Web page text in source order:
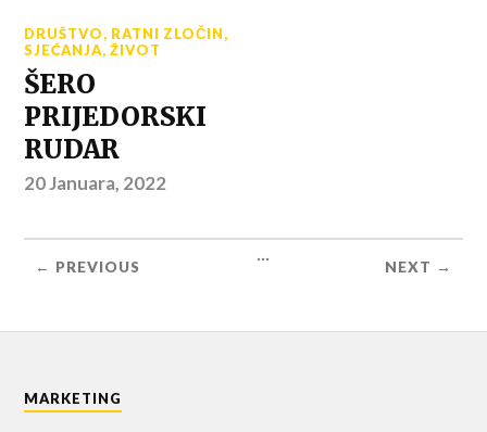
DRUŠTVO, RATNI ZLOČIN,
SJEĆANJA,ŽIVOT
ŠERO
PRIJEDORSKI
RUDAR
20 Januara, 2022
← PREVIOUS
...
NEXT →
MARKETING